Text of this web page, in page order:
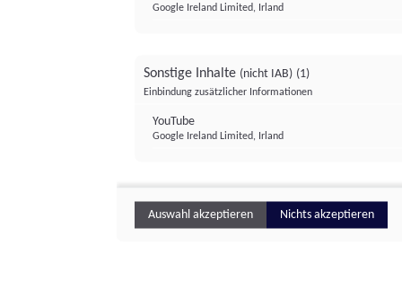
Google Ireland Limited, Irland
Sonstige Inhalte (nicht IAB) (1)
Einbindung zusätzlicher Informationen
YouTube
Google Ireland Limited, Irland
Auswahl akzeptieren Nichts akzeptieren